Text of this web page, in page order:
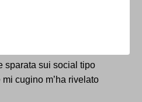
sparata sui social tipo
cugino m’ha rivelato